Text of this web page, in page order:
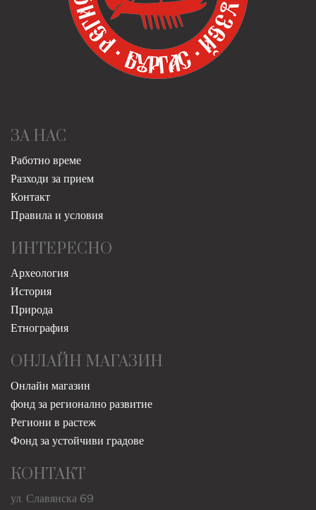
ЗА НАС
Работно време
Разходи за прием
Контакт
Правила и условия
ИНТЕРЕСНО
Археология
История
Природа
Етнография
ОНЛАЙН МАГАЗИН
Онлайн магазин
фонд за регионално развитие
Региони в растеж
Фонд за устойчиви градове
КОНТАКТ
ул. Славянска 69